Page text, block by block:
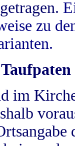
zu
im